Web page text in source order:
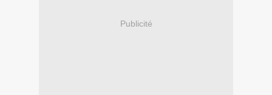
Publicité